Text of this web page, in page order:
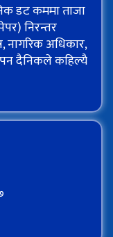
डट कममा ताजा
निरन्तर
नागरिक अधिकार,
दैनिकले कहिल्यै